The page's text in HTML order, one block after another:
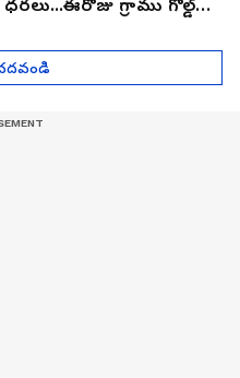
ధరలు...ఈరోజు గ్రాము గోల్డ్
News Telugu